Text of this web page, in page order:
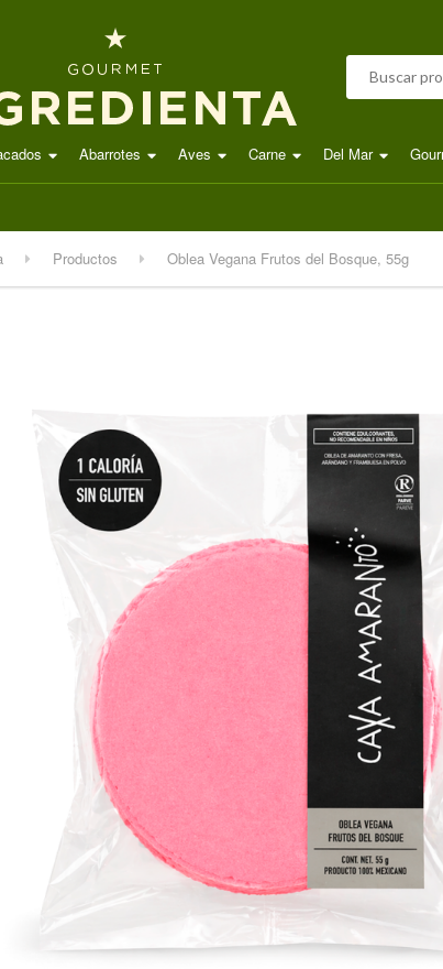
Buscar
Abarrotes Aves Carne Del Mar
Productos Oblea Vegana Frutos del Bosque, 55g